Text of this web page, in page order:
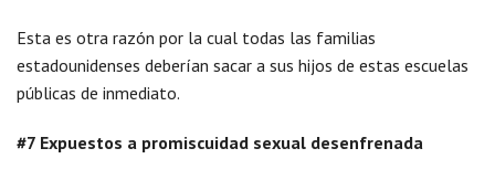
Esta es otra razón por la cual todas las familias
estadounidenses deberían sacar a sus hijos de estas escuelas
públicas de inmediato.
#7 Expuestos a promiscuidad sexual desenfrenada